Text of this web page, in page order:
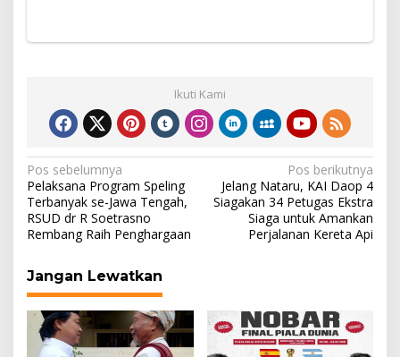
Ikuti Kami
Navigasi
pos
Pos sebelumnya
Pelaksana Program Speling
Terbanyak se-Jawa Tengah,
RSUD dr R Soetrasno
Rembang Raih Penghargaan
Pos berikutnya
Jelang Nataru, KAI Daop 4
Siagakan 34 Petugas Ekstra
Siaga untuk Amankan
Perjalanan Kereta Api
Jangan Lewatkan